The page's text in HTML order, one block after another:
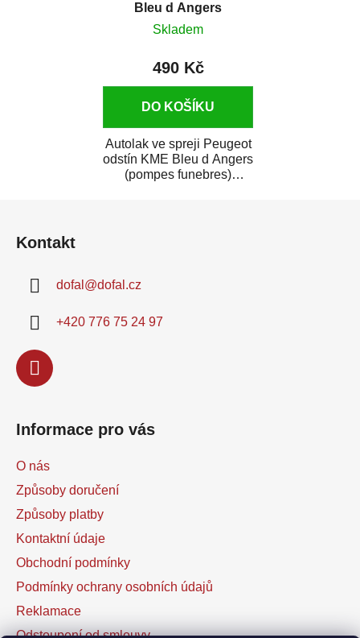
Bleu d Angers
(pompes funebres)
Skladem
490 Kč
DO KOŠÍKU
Autolak ve spreji Peugeot
odstín KME Bleu d Angers
(pompes funebres)
Kontakt
dofal @dofal.cz
+420 776 75 24 97
Informace pro vás
O nás
Způsoby doručení
Způsoby platby
Kontaktní údaje
Obchodní podmínky
Podmínky ochrany osobních údajů
Reklamace
Odstoupení od smlouvy